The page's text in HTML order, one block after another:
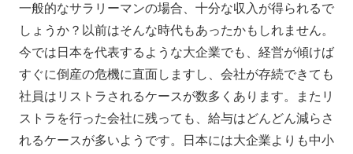
一般的なサラリーマンの場合、十分な収入が得られるで
しょうか？以前はそんな時代もあったかもしれません。
今では日本を代表するような大企業でも、経営が傾けば
すぐに倒産の危機に直面しますし、会社が存続できても
社員はリストラされるケースが数多くあります。またリ
ストラを行った会社に残っても、給与はどんどん減らさ
れるケースが多いようです。日本には大企業よりも中小